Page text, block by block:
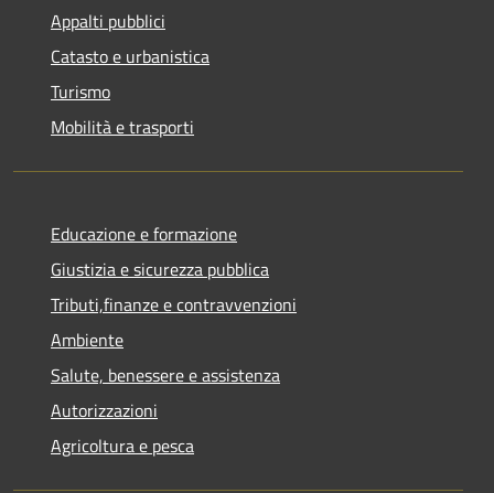
Appalti pubblici
Catasto e urbanistica
Turismo
Mobilità e trasporti
Educazione e formazione
Giustizia e sicurezza pubblica
Tributi,finanze e contravvenzioni
Ambiente
Salute, benessere e assistenza
Autorizzazioni
Agricoltura e pesca